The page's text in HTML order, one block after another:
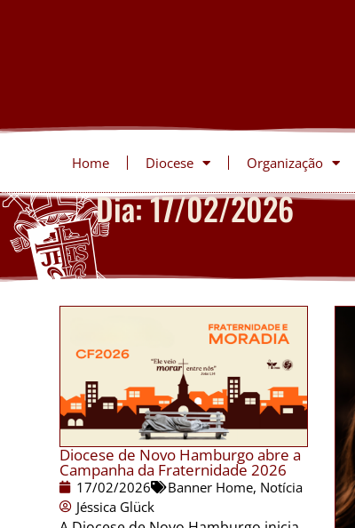
Home Diocese Organização
Dia: 17/02/2026
Diocese de Novo Hamburgo abre a
Campanha da Fraternidade 2026
17/02/2026 Banner Home, Notícia
Jéssica Glück